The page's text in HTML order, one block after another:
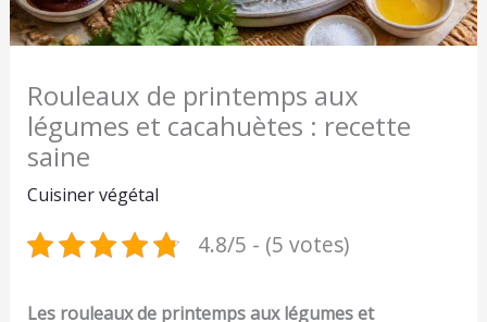
Rouleaux de printemps aux
légumes et cacahuètes : recette
saine
Cuisiner végétal
4.8/5 - (5 votes)
Les rouleaux de printemps aux légumes et